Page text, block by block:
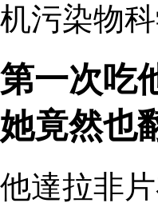
机污染物
第一次吃
她竟然也
他達拉非